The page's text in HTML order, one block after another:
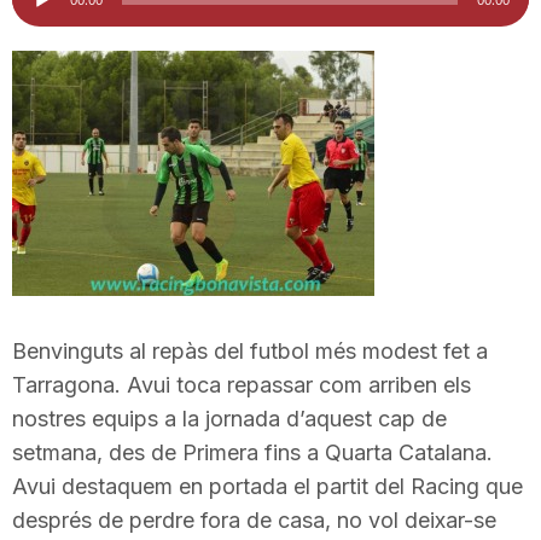
i
u
t
a
d
e
d'àudio
Benvinguts al repàs del futbol més modest fet a
Tarragona. Avui toca repassar com arriben els
nostres equips a la jornada d’aquest cap de
setmana, des de Primera fins a Quarta Catalana.
Avui destaquem en portada el partit del Racing que
després de perdre fora de casa, no vol deixar-se